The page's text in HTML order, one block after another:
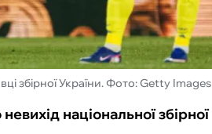
збірної України. Фото: Getty Images
національної збірної